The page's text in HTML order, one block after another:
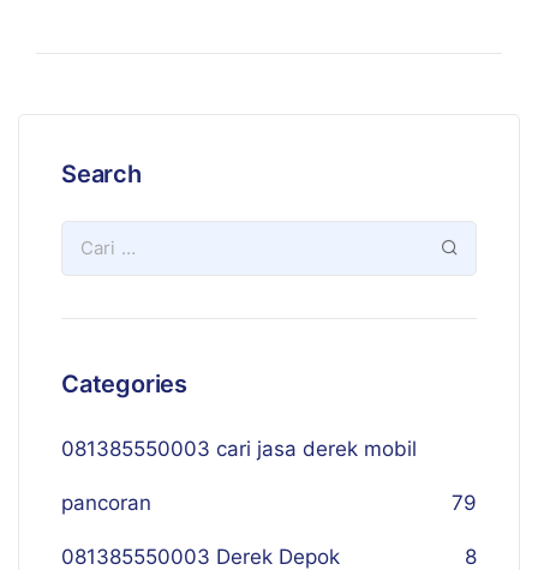
Search
Categories
081385550003 cari jasa derek mobil
pancoran 79
081385550003 Derek Depok 8